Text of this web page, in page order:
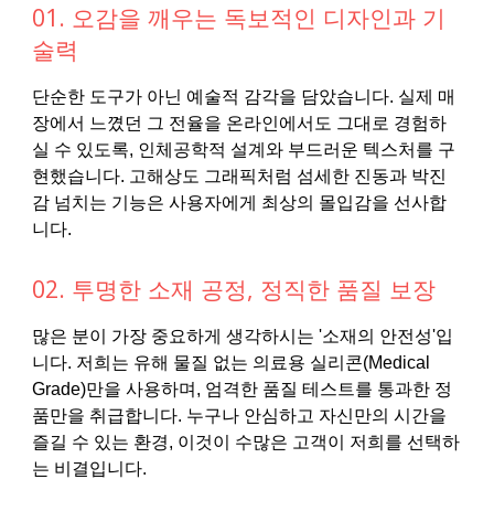
01. 오감을 깨우는 독보적인 디자인과 기
술력
단순한 도구가 아닌 예술적 감각을 담았습니다. 실제 매
장에서 느꼈던 그 전율을 온라인에서도 그대로 경험하
실 수 있도록, 인체공학적 설계와 부드러운 텍스처를 구
현했습니다. 고해상도 그래픽처럼 섬세한 진동과 박진
감 넘치는 기능은 사용자에게 최상의 몰입감을 선사합
니다.
02. 투명한 소재 공정, 정직한 품질 보장
많은 분이 가장 중요하게 생각하시는 '소재의 안전성'입
니다. 저희는 유해 물질 없는 의료용 실리콘(Medical
Grade)만을 사용하며, 엄격한 품질 테스트를 통과한 정
품만을 취급합니다. 누구나 안심하고 자신만의 시간을
즐길 수 있는 환경, 이것이 수많은 고객이 저희를 선택하
는 비결입니다.